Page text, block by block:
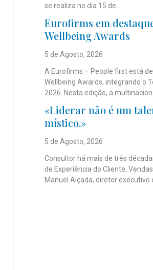
se realiza no dia 15 de...
Eurofirms em
Wellbeing Awards
5 de Agosto, 2026
A Eurofirms – People first está
Wellbeing Awards, integrando o
2026. Nesta edição, a
«Liderar não é um
místico.»
5 de Agosto, 2026
Consultor há mais de três
de Experiência do Cliente,
Manuel Alçada, diretor executivo